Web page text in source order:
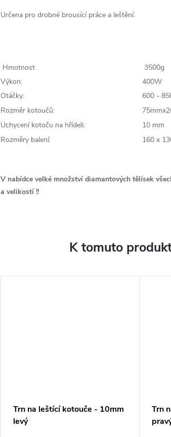
Určena pro drobné brousící práce a leštění.
Hmotnost
3500g
Výkon:
400W
Otáčky:
600 -
Rozměr kotoučů:
Uchycení kotoču na hřídeli:
10 mm
Rozměry balení:
160 x
V nabídce velké množství diamantových tělísek
a velikostí !!
K tomuto
Trn na leštící kotouče - 10mm
levý
Trn